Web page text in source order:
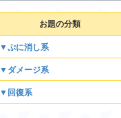
お題の分類
▼ぷに消し系
▼ダメージ系
▼回復系